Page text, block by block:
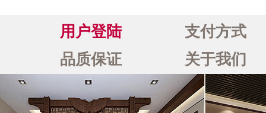
用户登陆
支付方式
品质保证
关于我们